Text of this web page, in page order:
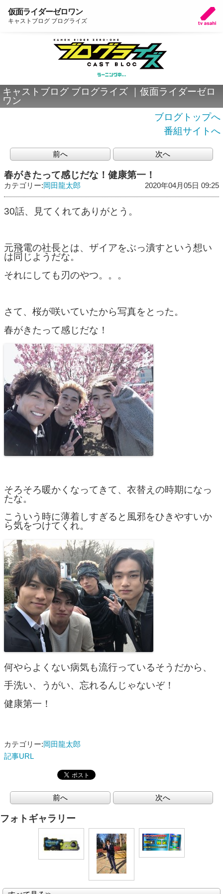
仮面ライダーゼロワン
キャストブログ ブログライズ
キャストブログ ブログライズ ｜仮面ライダーゼロ
ワン
ブログトップへ
番組サイトへ
前へ 次へ
春がきたって感じだな！健康第一！
カテゴリー:岡田龍太郎 2020年04月05日 09:25
30話、見てくれてありがとう。
元飛電の社長とは、ザイアをぶっ潰すという想い
は同じようだな。
それにしても刃のやつ。。。
さて、桜が咲いていたから写真をとった。
春がきたって感じだな！
そろそろ暖かくなってきて、衣替えの時期になっ
たな。
こういう時に薄着しすぎると風邪をひきやすいか
ら気をつけてくれ。
何やらよくない病気も流行っているそうだから、
手洗い、うがい、忘れるんじゃないぞ！
健康第一！
カテゴリー:岡田龍太郎
記事URL
前へ 次へ
フォトギャラリー